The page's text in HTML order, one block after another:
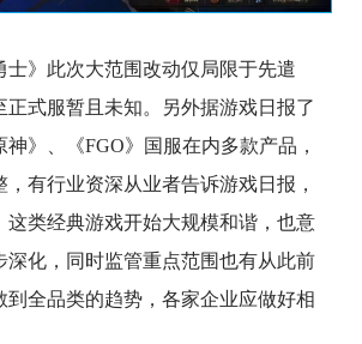
士》此次大范围改动仅局限于先遣
正式服暂且未知。另外据游戏日报了
》、《FGO》国服在内多款产品，
有行业资深从业者告诉游戏日报，
这类经典游戏开始大规模和谐，也意
深化，同时监管重点范围也有从此前
到全品类的趋势，各家企业应做好相